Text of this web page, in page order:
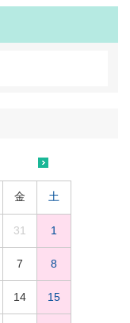
金 土
31 1
7 8
14 15